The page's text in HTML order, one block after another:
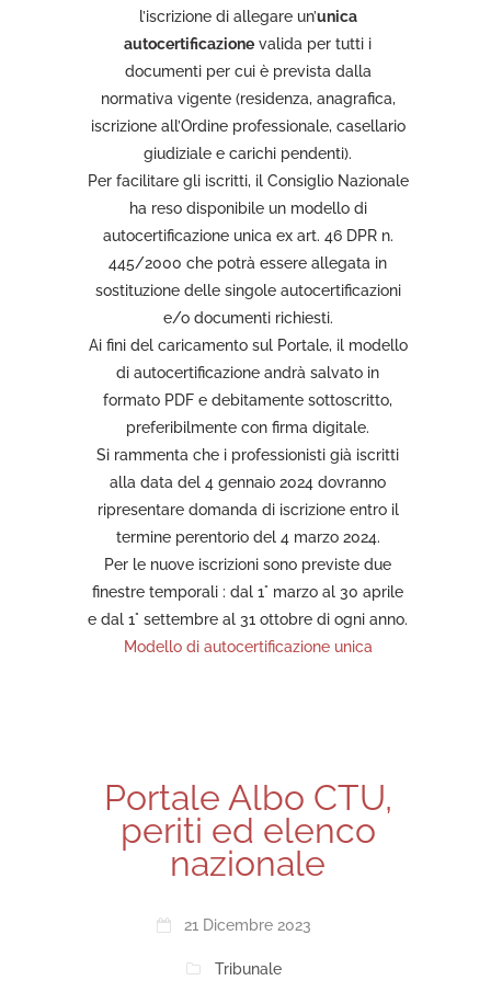
l’iscrizione di allegare un’unica
autocertificazione valida per tutti i
documenti per cui è prevista dalla
normativa vigente (residenza, anagrafica,
iscrizione all’Ordine professionale, casellario
giudiziale e carichi pendenti).
Per facilitare gli iscritti, il Consiglio Nazionale
ha reso disponibile un modello di
autocertificazione unica ex art. 46 DPR n.
445/2000 che potrà essere allegata in
sostituzione delle singole autocertificazioni
e/o documenti richiesti.
Ai fini del caricamento sul Portale, il modello
di autocertificazione andrà salvato in
formato PDF e debitamente sottoscritto,
preferibilmente con firma digitale.
Si rammenta che i professionisti già iscritti
alla data del 4 gennaio 2024 dovranno
ripresentare domanda di iscrizione entro il
termine perentorio del 4 marzo 2024.
Per le nuove iscrizioni sono previste due
finestre temporali : dal 1° marzo al 30 aprile
e dal 1° settembre al 31 ottobre di ogni anno.
Modello di autocertificazione unica
Portale Albo CTU,
periti ed elenco
nazionale
21 Dicembre 2023
Tribunale